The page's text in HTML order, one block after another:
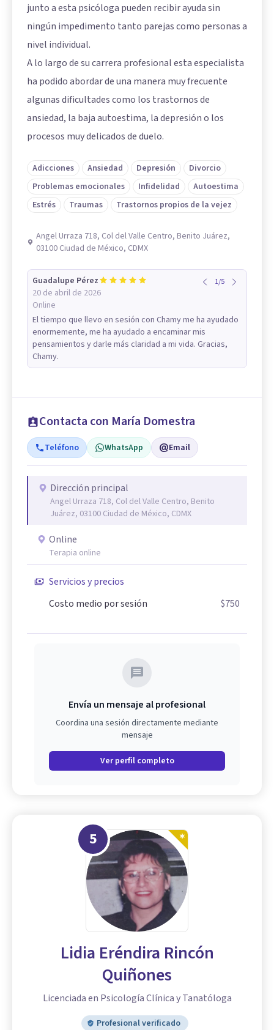
junto a esta psicóloga pueden recibir ayuda sin
ningún impedimento tanto parejas como personas a
nivel individual.
A lo largo de su carrera profesional esta especialista
ha podido abordar de una manera muy frecuente
algunas dificultades como los trastornos de
ansiedad, la baja autoestima, la depresión o los
procesos muy delicados de duelo.
Adicciones Ansiedad Depresión
Divorcio
Problemas emocionales
Infidelidad
Autoestima
Estrés
Traumas Trastornos propios de la vejez
Angel Urraza 718, Col del Valle Centro, Benito Juárez,
03100 Ciudad de México, CDMX
Guadalupe Pérez
20 de abril de 2026
Online
1/5
El tiempo que llevo en sesión con Chamy me ha ayudado
enormemente, me ha ayudado a encaminar mis
pensamientos y darle más claridad a mi vida. Gracias,
Chamy.
Contacta con María Domestra
Teléfono WhatsApp Email
Dirección principal
Angel Urraza 718, Col del Valle Centro, Benito
Juárez, 03100 Ciudad de México, CDMX
Online
Terapia online
Servicios y precios
Costo medio por sesión
$750
Envía un mensaje al profesional
Coordina una sesión directamente mediante
mensaje
Ver perfil completo
5
Lidia Eréndira Rincón
Quiñones
Licenciada en Psicología Clínica y Tanatóloga
Profesional verificado